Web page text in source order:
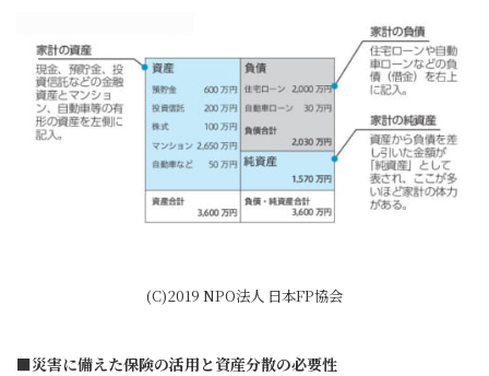
(C)2019 NPO法人 日本FP協会
■災害に備えた保険の活用と資産分散の必要性